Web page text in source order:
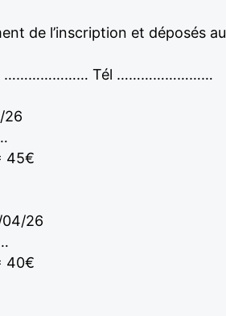
de l’inscription et déposés
………………… Tél ……………………
26
45€
04/26
40€